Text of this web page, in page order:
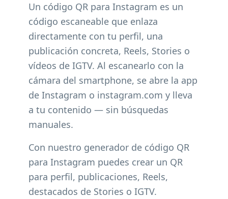
Un código QR para Instagram es un
código escaneable que enlaza
directamente con tu perfil, una
publicación concreta, Reels, Stories o
vídeos de IGTV. Al escanearlo con la
cámara del smartphone, se abre la app
de Instagram o instagram.com y lleva
a tu contenido — sin búsquedas
manuales.
Con nuestro generador de código QR
para Instagram puedes crear un QR
para perfil, publicaciones, Reels,
destacados de Stories o IGTV.